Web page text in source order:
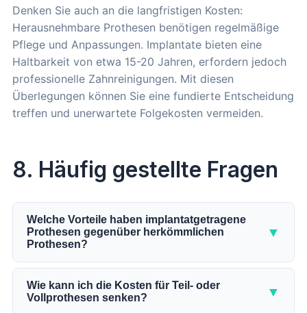
Denken Sie auch an die langfristigen Kosten:
Herausnehmbare Prothesen benötigen regelmäßige
Pflege und Anpassungen. Implantate bieten eine
Haltbarkeit von etwa 15-20 Jahren, erfordern jedoch
professionelle Zahnreinigungen. Mit diesen
Überlegungen können Sie eine fundierte Entscheidung
treffen und unerwartete Folgekosten vermeiden.
8. Häufig gestellte Fragen
Welche Vorteile haben implantatgetragene
Prothesen gegenüber herkömmlichen
Prothesen?
▼
Implantatgetragene Prothesen bieten im Vergleich
zu herkömmlichen Varianten einige entscheidende
Vorteile. Da sie fest im Kieferknochen verankert
Wie kann ich die Kosten für Teil- oder
Vollprothesen senken?
▼